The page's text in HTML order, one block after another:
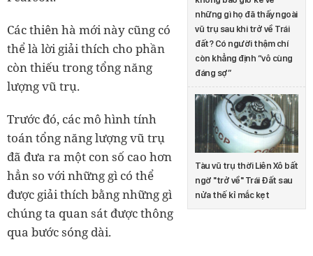
những gì họ đã thấy ngoài
vũ trụ sau khi trở về Trái
đất? Có người thậm chí
còn khẳng định “vô cùng
đáng sợ”
Tàu vũ trụ thời Liên Xô bất
ngờ "trở về" Trái Đất sau
nửa thế kỉ mắc kẹt
Các thiên hà mới này cũng có
thể là lời giải thích cho phần
còn thiếu trong tổng năng
lượng vũ trụ.
Trước đó, các mô hình tính
toán tổng năng lượng vũ trụ
đã đưa ra một con số cao hơn
hẳn so với những gì có thể
được giải thích bằng những gì
chúng ta quan sát được thông
qua bước sóng dài.